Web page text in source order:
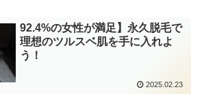
92.4%の女性が満足】永久脱毛で
理想のツルスベ肌を手に入れよ
う！
2025.02.23